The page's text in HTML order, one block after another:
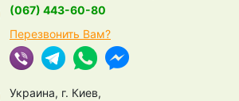
(067) 443-60-80
Перезвонить Вам?
Украина, г. Киев,